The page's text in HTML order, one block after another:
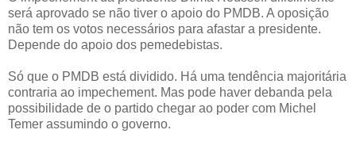
será aprovado se não tiver o apoio do PMDB. A oposição
não tem os votos necessários para afastar a presidente.
Depende do apoio dos pemedebistas.
Só que o PMDB está dividido. Há uma tendência majoritária
contraria ao impechement. Mas pode haver debanda pela
possibilidade de o partido chegar ao poder com Michel
Temer assumindo o governo.